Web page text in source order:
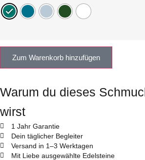
Zum Warenkorb hinzufügen
Warum du dieses
wirst
1 Jahr Garantie
Dein täglicher Begleiter
Versand in 1–3 Werktagen
Mit Liebe ausgewählte Edelsteine